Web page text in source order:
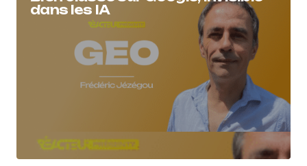
dans les IA